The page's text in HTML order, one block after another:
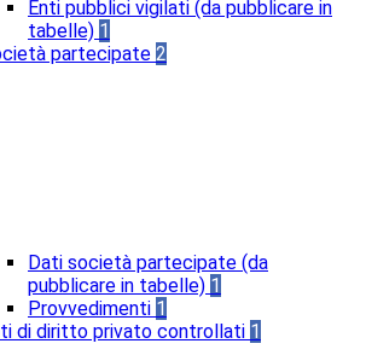
Enti pubblici vigilati (da pubblicare in
tabelle) 1
partecipate 2
Dati società partecipate (da
pubblicare in tabelle) 1
Provvedimenti 1
di diritto privato controllati 1